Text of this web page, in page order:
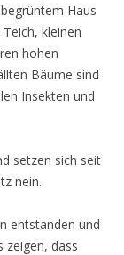
Haus
kleinen
hohen
Bäume sind
Insekten und
setzen sich seit
nein.
entstanden und
zeigen, dass